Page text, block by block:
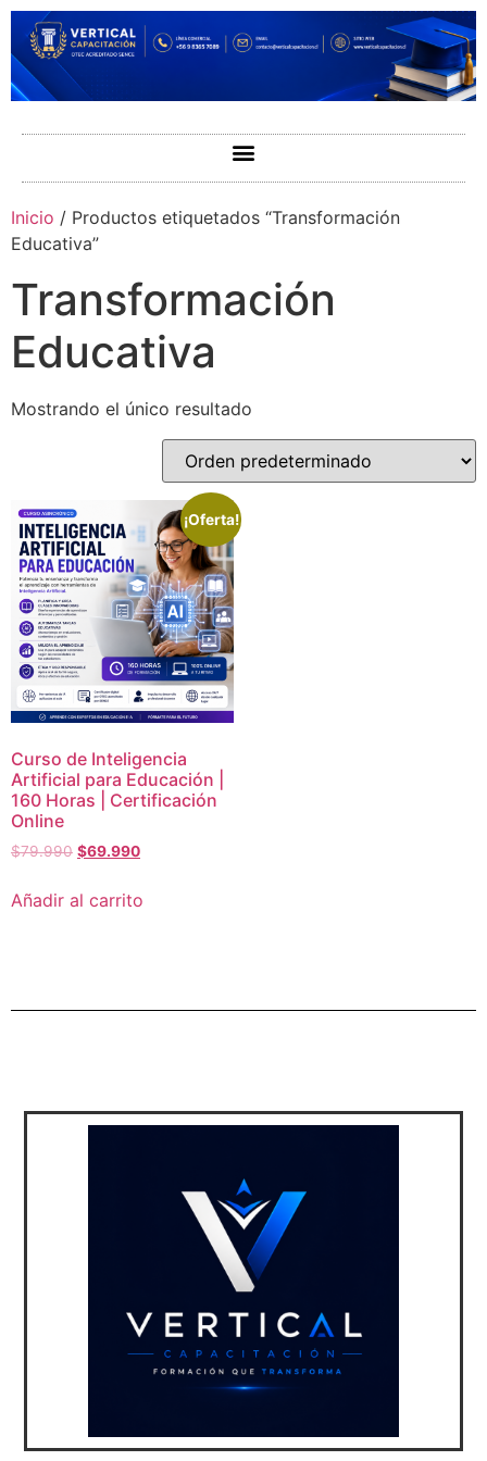
Inicio / Productos etiquetados “Transformación
Educativa”
Transformación
Educativa
Mostrando el único resultado
¡Oferta!
Curso de Inteligencia
Artificial para Educación |
160 Horas | Certificación
Online
$79.990 $69.990
Añadir al carrito